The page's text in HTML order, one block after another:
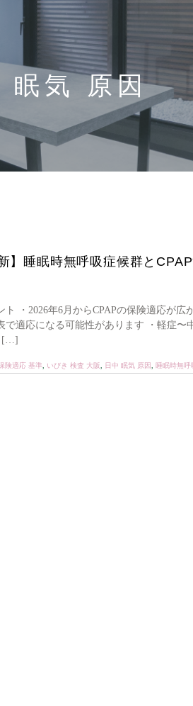
眠気 原因
】睡眠時無呼吸症候群と
ト ・2026年6月からCPAPの保険適応が
で適応になる可能性があります ・軽症〜
[…]
険適応 基準 いびき 検査 大阪 日中 眠気 原因 睡眠時無呼